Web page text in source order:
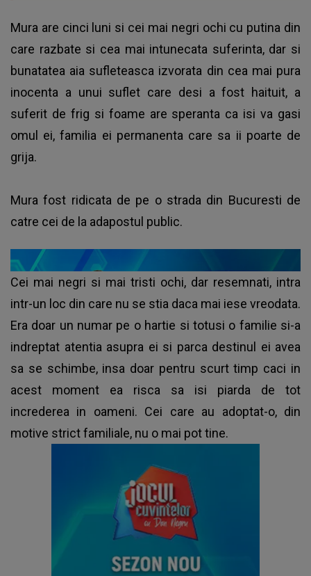
Mura are cinci luni si cei mai negri ochi cu putina din
care razbate si cea mai intunecata suferinta, dar si
bunatatea aia sufleteasca izvorata din cea mai pura
inocenta a unui suflet care desi a fost haituit, a
suferit de frig si foame are speranta ca isi va gasi
omul ei, familia ei permanenta care sa ii poarte de
grija.
Mura fost ridicata de pe o strada din Bucuresti de
catre cei de la adapostul public.
Cei mai negri si mai tristi ochi, dar resemnati, intra
intr-un loc din care nu se stia daca mai iese vreodata.
Era doar un numar pe o hartie si totusi o familie si-a
indreptat atentia asupra ei si parca destinul ei avea
sa se schimbe, insa doar pentru scurt timp caci in
acest moment ea risca sa isi piarda de tot
increderea in oameni. Cei care au adoptat-o, din
motive strict familiale, nu o mai pot tine.